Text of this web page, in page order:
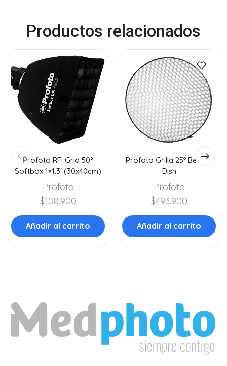
Productos relacionados
Profoto RFi Grid 50°
Softbox 1×1.3′ (30x40cm)
Profoto
$108.900
Añadir al carrito
Profoto Grilla 25º Beauty
Dish
Profoto
$493.900
Añadir al carrito